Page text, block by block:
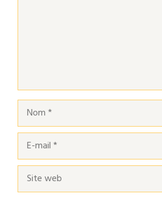
Nom
mail
Site
web